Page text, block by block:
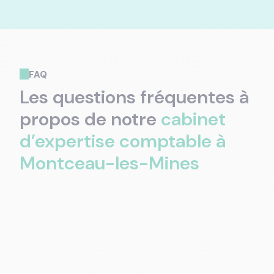
FAQ
Les questions fréquentes à
propos de notre cabinet
d’expertise comptable à
Montceau-les-Mines